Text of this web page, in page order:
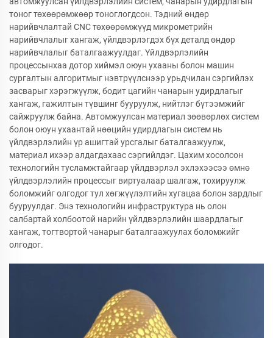
тоног төхөөрөмжөөр тоноглогдсон. Тэдний өндөр
нарийвчлалтай CNC төхөөрөмжүүд микрометрийн
нарийвчлалыг хангаж, үйлдвэрлэгдэх бүх деталд өндөр
нарийвчлалыг баталгаажуулдаг. Үйлдвэрлэлийн
процессынхаа дотор хиймэл оюун ухааны болон машин
сургалтын алгоритмыг нэвтрүүлснээр урьдчилан сэргийлэх
засварыг хэрэгжүүлж, бодит цагийн чанарын удирдлагыг
хангаж, гажилтын түвшинг бууруулж, нийтлэг бүтээмжийг
сайжруулж байна. Автомжуулсан материал зөөвөрлөх систем
болон оюун ухаантай нөөцийн удирдлагын систем нь
үйлдвэрлэлийн үр ашигтай урсгалыг баталгаажуулж,
материал ихээр алдагдахаас сэргийлдэг. Цахим хосолсон
технологийн тусламжтайгаар үйлдвэрлэл эхлэхээсээ өмнө
үйлдвэрлэлийн процессыг виртуалаар шалгаж, тохируулж
боломжийг олгодог тул хөгжүүлэлтийн хугацаа болон зардлыг
бууруулдаг. Энэ технологийн инфраструктура нь олон
салбартай холбоотой нарийн үйлдвэрлэлийн шаардлагыг
хангаж, тогтвортой чанарыг баталгаажуулах боломжийг
олгодог.